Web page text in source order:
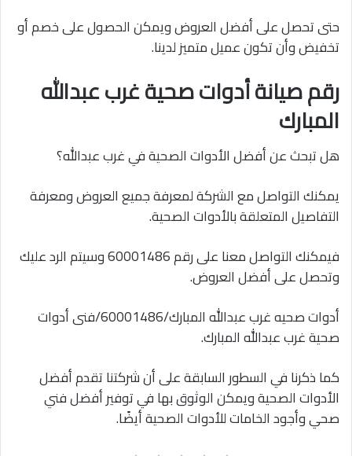
حتى تحصل على أفضل العروض ويمكن الحصول على خصم أو
تخفيض وأن تكون عميل متميز لدينا.
رقم صيانة أدوات صحية غرب عبدالله
المبارك
هل تبحث عن أفضل الأدوات الصحية في غرب عبدالله؟
يمكنك التواصل مع الشركة لمعرفة جميع العروض ومعرفة
التفاصيل المتعلقة بالأدوات الصحية.
فيمكنك التواصل معنا على رقم 60001486 وسيتم الرد عليك
وتحصل على أفضل العروض.
أدوات صحيه غرب عبدالله المبارك/60001486/فنى أدوات
صحية غرب عبدالله المبارك.
كما ذكرنا في السطور السابقة على أن شركتنا تقدم أفضل
الأدوات الصحية ويمكن الوثوق بها في توفير أفضل فني
صحي وأجود الخامات للأدوات الصحية أيضًا.